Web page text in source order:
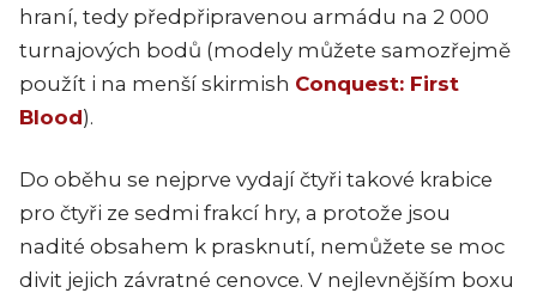
hraní, tedy předpřipravenou armádu na 2 000
turnajových bodů (modely můžete samozřejmě
použít i na menší skirmish Conquest: First
Blood).
Do oběhu se nejprve vydají čtyři takové krabice
pro čtyři ze sedmi frakcí hry, a protože jsou
nadité obsahem k prasknutí, nemůžete se moc
divit jejich závratné cenovce. V nejlevnějším boxu